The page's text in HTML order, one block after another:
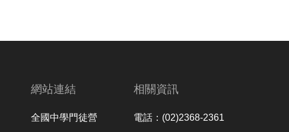
網站連結
全國中學門徒營
相關資訊
電話：(02)2368-2361